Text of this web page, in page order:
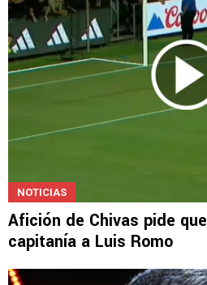
NOTICIAS
Afición de Chivas pide
capitanía a Luis Romo